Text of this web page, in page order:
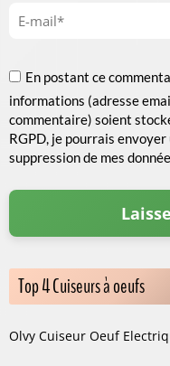
En postant ce
informations (adresse
commentaire) soient
RGPD, je pourrais
suppression de mes
Top 4 Cuiseurs à oeufs
Olvy Cuiseur Oeuf